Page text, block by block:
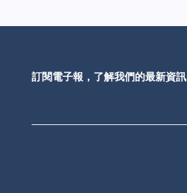
訂閱電子報，了解我們的最新資訊